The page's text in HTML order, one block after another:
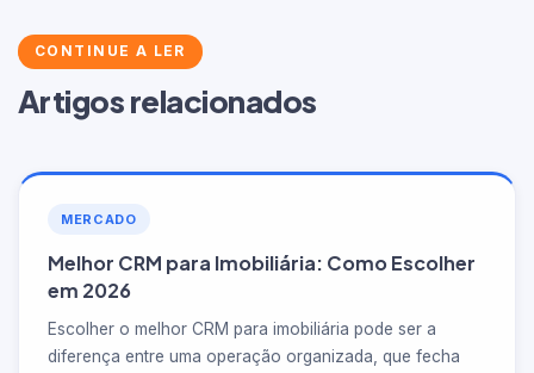
CONTINUE A LER
Artigos relacionados
MERCADO
Melhor CRM para Imobiliária: Como Escolher
em 2026
Escolher o melhor CRM para imobiliária pode ser a
diferença entre uma operação organizada, que fecha